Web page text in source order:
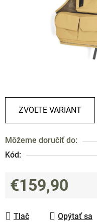
ZVOĽTE VARIANT
Môžeme doručiť do:
Kód:
€159,90
Tlač
Opýtať sa